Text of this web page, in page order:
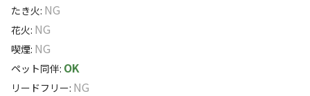
●最大定員
7名
●料金(5名迄)
たき火: NG
花火: NG
喫煙: NG
ペット同伴: OK
リードフリー: NG
◆寒くても安心の電源（1500W）が全サイト完備！
11区画あり、区画スペースは10m×10mの広さがありま
す！
７区画が4.8m x 4.8mのデッキが付いているサイト、４区